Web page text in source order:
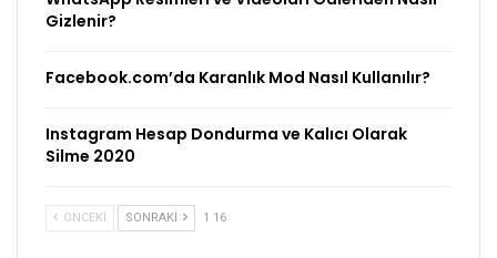
Gizlenir?
Facebook.com’da Karanlık Mod Nasıl Kullanılır?
Instagram Hesap Dondurma ve Kalıcı Olarak
Silme 2020
ÖNCEKI SONRAKI 1 16